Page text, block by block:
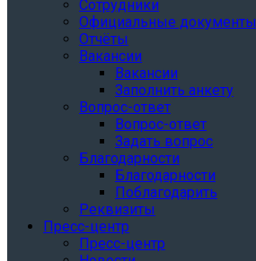
Сотрудники
Официальные документы
Отчёты
Вакансии
Вакансии
Заполнить анкету
Вопрос-ответ
Вопрос-ответ
Задать вопрос
Благодарности
Благодарности
Поблагодарить
Реквизиты
Пресс-центр
Пресс-центр